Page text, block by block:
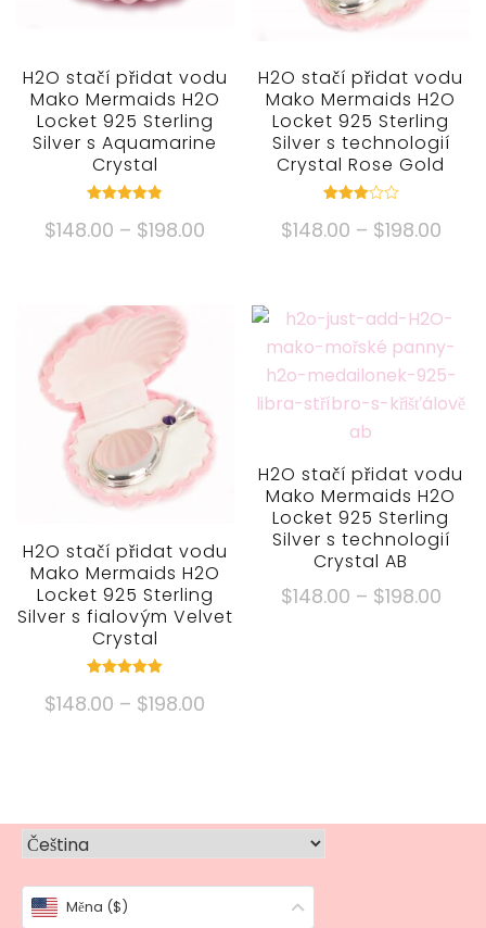
H2O stačí přidat vodu
Mako Mermaids H2O
Locket 925 Sterling
Silver s Aquamarine
Crystal
4.82
mimo 5
$148.00 – $198.00
$198.00
má
variant.
Možnosti
lze
vybrat
na
produktu
H2O stačí přidat vodu
Mako Mermaids H2O
Locket 925 Sterling
Silver s technologií
Crystal Rose Gold
3.00
mimo
$148.00 – $198.00
přes
má
více
variant.
Možnosti
lze
vybrat
na
stránce
produktu
H2O stačí přidat vodu
Mako Mermaids H2O
Locket 925 Sterling
Silver s fialovým Velvet
Crystal
5.00
mimo 5
$148.00 – $198.00
$198.00
více
variant.
Možnosti
lze
H2O stačí přidat vodu
Mako Mermaids H2O
Locket 925 Sterling
Silver s technologií
Crystal AB
$148.00 – $198.00
vybrat
Měna ($)